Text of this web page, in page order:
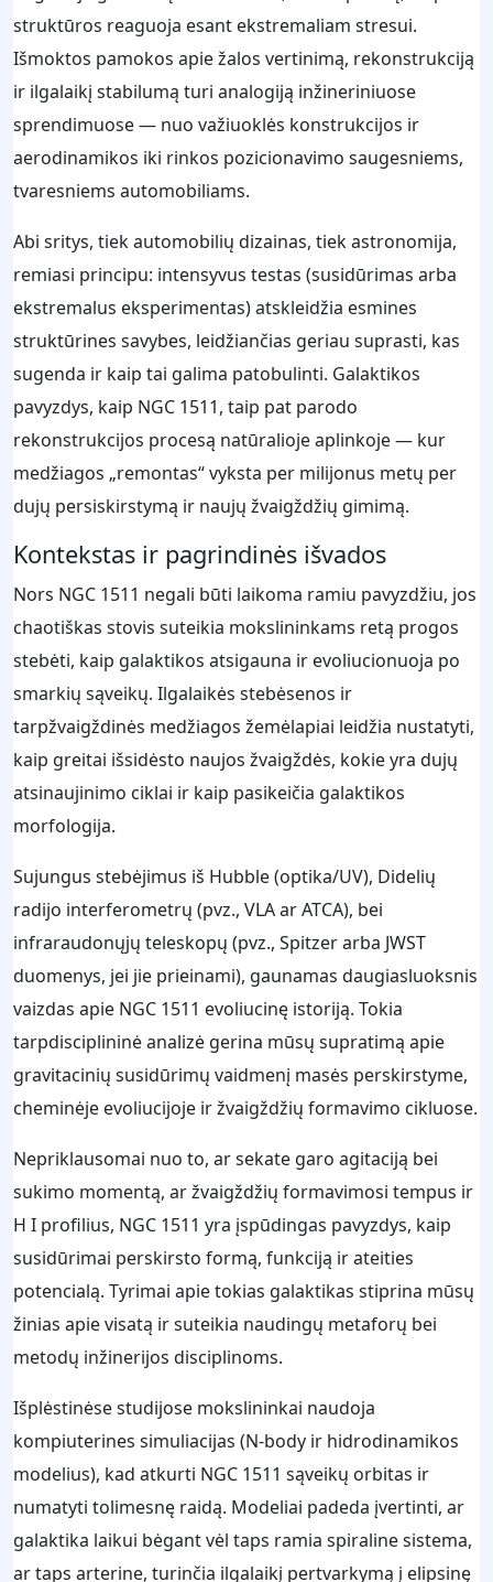
struktūros reaguoja esant ekstremaliam stresui.
Išmoktos pamokos apie žalos vertinimą, rekonstrukciją
ir ilgalaikį stabilumą turi analogiją inžineriniuose
sprendimuose — nuo važiuoklės konstrukcijos ir
aerodinamikos iki rinkos pozicionavimo saugesniems,
tvaresniems automobiliams.
Abi sritys, tiek automobilių dizainas, tiek astronomija,
remiasi principu: intensyvus testas (susidūrimas arba
ekstremalus eksperimentas) atskleidžia esmines
struktūrines savybes, leidžiančias geriau suprasti, kas
sugenda ir kaip tai galima patobulinti. Galaktikos
pavyzdys, kaip NGC 1511, taip pat parodo
rekonstrukcijos procesą natūralioje aplinkoje — kur
medžiagos „remontas“ vyksta per milijonus metų per
dujų persiskirstymą ir naujų žvaigždžių gimimą.
Kontekstas ir pagrindinės išvados
Nors NGC 1511 negali būti laikoma ramiu pavyzdžiu, jos
chaotiškas stovis suteikia mokslininkams retą progos
stebėti, kaip galaktikos atsigauna ir evoliucionuoja po
smarkių sąveikų. Ilgalaikės stebėsenos ir
tarpžvaigždinės medžiagos žemėlapiai leidžia nustatyti,
kaip greitai išsidėsto naujos žvaigždės, kokie yra dujų
atsinaujinimo ciklai ir kaip pasikeičia galaktikos
morfologija.
Sujungus stebėjimus iš Hubble (optika/UV), Didelių
radijo interferometrų (pvz., VLA ar ATCA), bei
infraraudonųjų teleskopų (pvz., Spitzer arba JWST
duomenys, jei jie prieinami), gaunamas daugiasluoksnis
vaizdas apie NGC 1511 evoliucinę istoriją. Tokia
tarpdisciplininė analizė gerina mūsų supratimą apie
gravitacinių susidūrimų vaidmenį masės perskirstyme,
cheminėje evoliucijoje ir žvaigždžių formavimo cikluose.
Nepriklausomai nuo to, ar sekate garo agitaciją bei
sukimo momentą, ar žvaigždžių formavimosi tempus ir
H I profilius, NGC 1511 yra įspūdingas pavyzdys, kaip
susidūrimai perskirsto formą, funkciją ir ateities
potencialą. Tyrimai apie tokias galaktikas stiprina mūsų
žinias apie visatą ir suteikia naudingų metaforų bei
metodų inžinerijos disciplinoms.
Išplėstinėse studijose mokslininkai naudoja
kompiuterines simuliacijas (N-body ir hidrodinamikos
modelius), kad atkurti NGC 1511 sąveikų orbitas ir
numatyti tolimesnę raidą. Modeliai padeda įvertinti, ar
galaktika laikui bėgant vėl taps ramia spiraline sistema,
ar taps arterine, turinčia ilgalaikį pertvarkymą į elipsinę